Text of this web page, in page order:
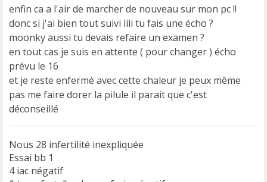
e
n
o
n
l
u
enfin ca a l'air de marcher de nouveau sur mon pc !!
donc si j'ai bien tout suivi lili tu fais une écho ?
moonky aussi tu devais refaire un examen ?
en tout cas je suis en attente ( pour changer ) écho
prévu le 16
et je reste enfermé avec cette chaleur je peux même
pas me faire dorer la pilule il parait que c'est
déconseillé
Nous 28 infertilité inexpliquée
Essai bb 1
4 iac négatif